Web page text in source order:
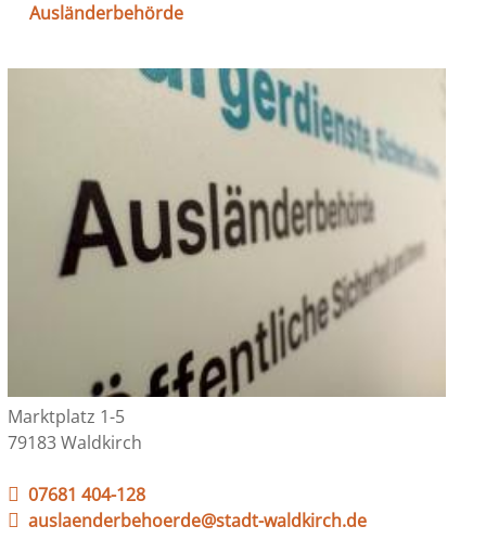
Ausländerbehörde
Marktplatz 1-5
79183 Waldkirch
07681 404-128
auslaenderbehoerde@stadt-waldkirch.de